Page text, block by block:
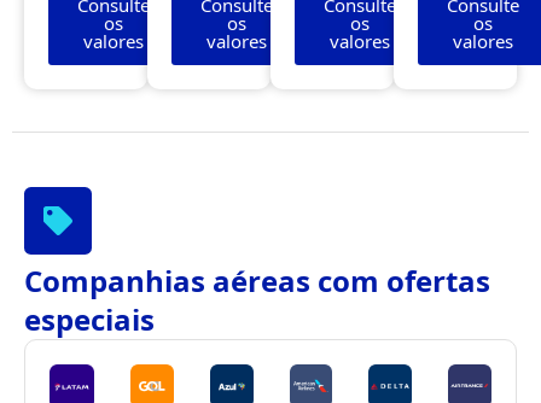
Consulte
os
valores
Consulte
os
valores
Consulte
os
valores
Consulte
os
valores
Companhias aéreas com ofertas
especiais